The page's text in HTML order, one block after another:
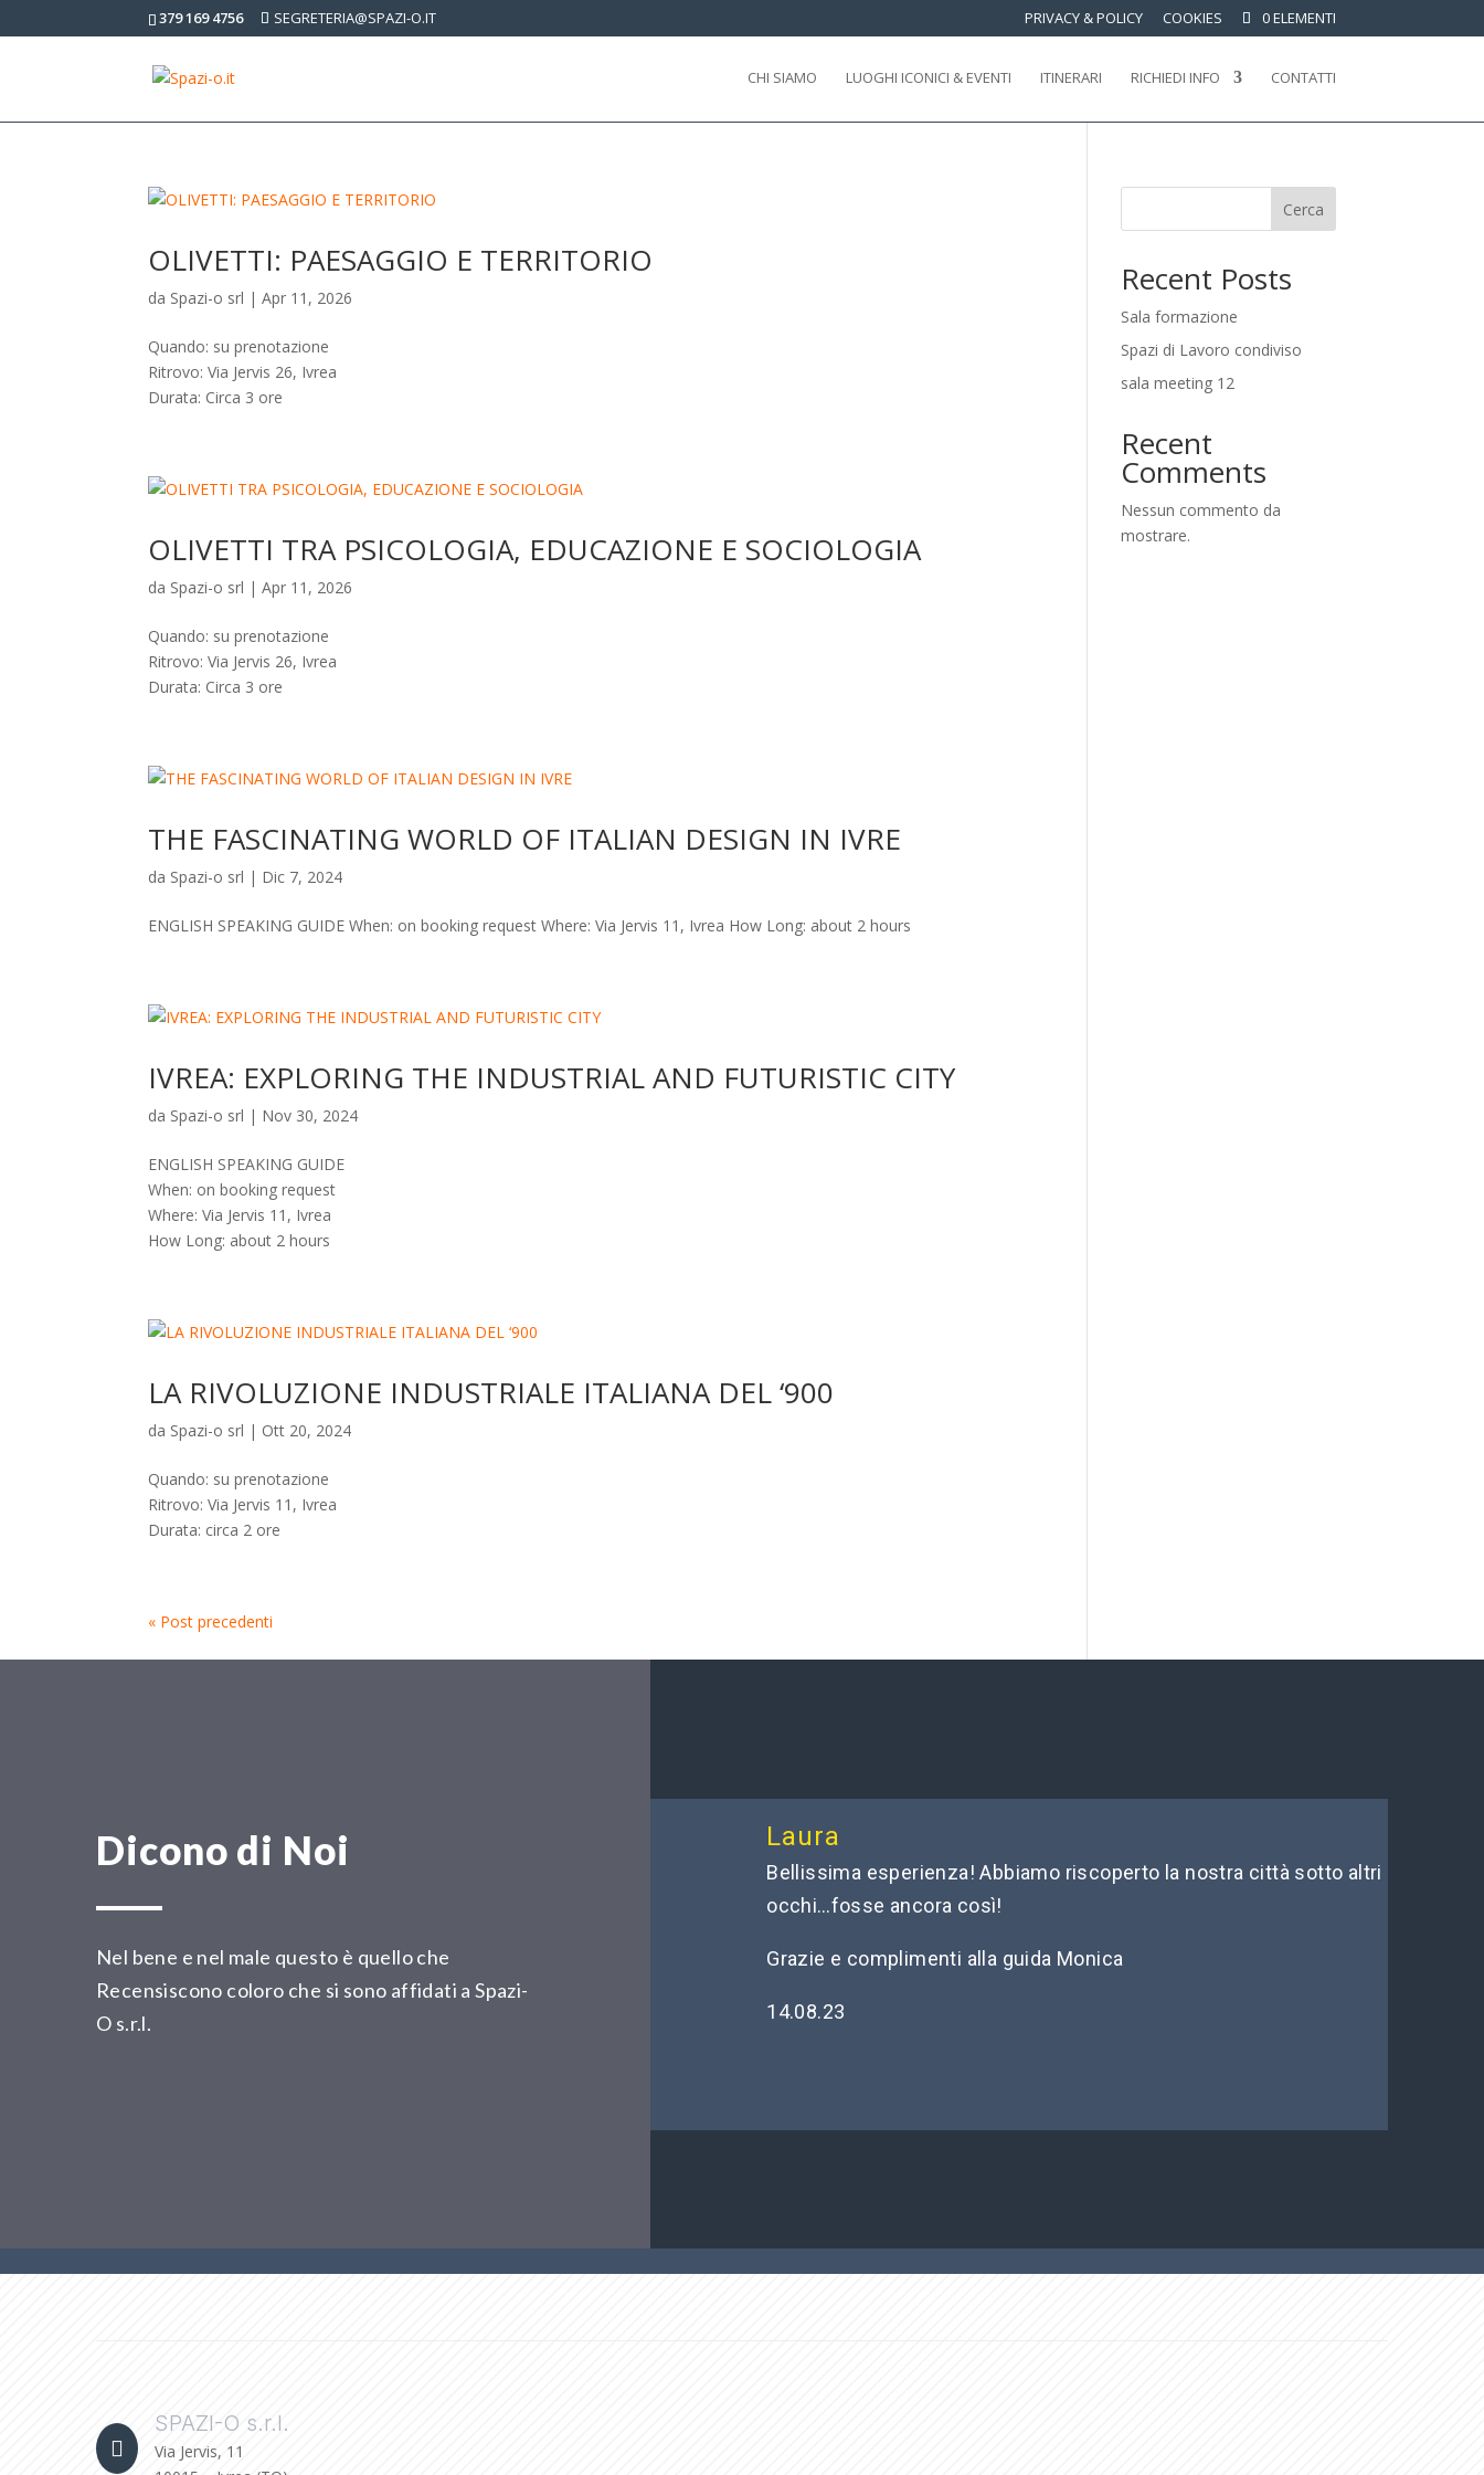
379 169 4756 SEGRETERIA@SPAZI-O.IT PRIVACY & POLICY COOKIES 0 ELEMENTI
CHI SIAMO LUOGHI ICONICI & EVENTI ITINERARI RICHIEDI INFO CONTATTI
OLIVETTI: PAESAGGIO E TERRITORIO
da Spazi-o srl |Apr 11, 2026
Quando: su prenotazione
Ritrovo: Via Jervis 26, Ivrea
Durata: Circa 3 ore
OLIVETTI TRA PSICOLOGIA, EDUCAZIONE E SOCIOLOGIA
da Spazi-o srl |Apr 11, 2026
Quando: su prenotazione
Ritrovo: Via Jervis 26, Ivrea
Durata: Circa 3 ore
THE FASCINATING WORLD OF ITALIAN DESIGN IN IVRE
da Spazi-o srl | Dic 7, 2024
ENGLISH SPEAKING GUIDE When: on booking request Where: Via Jervis 11, Ivrea How Long: about 2 hours
IVREA: EXPLORING THE INDUSTRIAL AND FUTURISTIC CITY
da Spazi-o srl | Nov 30, 2024
ENGLISH SPEAKING GUIDE
When: on booking request
Where: Via Jervis 11, Ivrea
How Long: about 2 hours
LA RIVOLUZIONE INDUSTRIALE ITALIANA DEL ‘900
da Spazi-o srl | Ott 20, 2024
Quando: su prenotazione
Ritrovo: Via Jervis 11, Ivrea
Durata: circa 2 ore
« Post precedenti
Cerca
Recent Posts
Sala formazione
Spazi di Lavoro condiviso
sala meeting 12
Recent
Comments
Nessun commento da
mostrare.
Dicono di Noi
Nel bene e nel male questo è quello che
Recensiscono coloro che si sono affidati a Spazi-
O s.r.l.
Laura
Bellissima esperienza! Abbiamo riscoperto la nostra città sotto altri
occhi…fosse ancora così!
Grazie e complimenti alla guida Monica
14.08.23

SPAZI-O s.r.l.
Via Jervis, 11